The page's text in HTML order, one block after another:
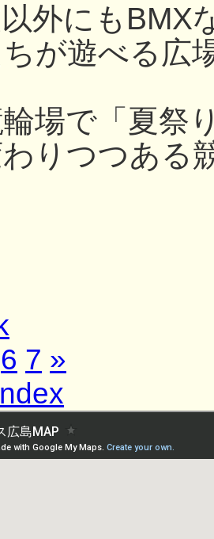
外にもBMX
が遊べる広
場で「夏祭
りつつある
6 7 »